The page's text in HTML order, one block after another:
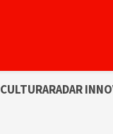
CULTURARADAR